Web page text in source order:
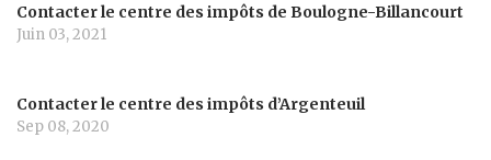
Contacter le centre des impôts de Boulogne-Billancourt
Juin 03, 2021
Contacter le centre des impôts d’Argenteuil
Sep 08, 2020